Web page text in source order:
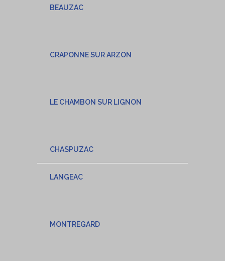
BEAUZAC
CRAPONNE SUR ARZON
LE CHAMBON SUR LIGNON
CHASPUZAC
LANGEAC
MONTREGARD